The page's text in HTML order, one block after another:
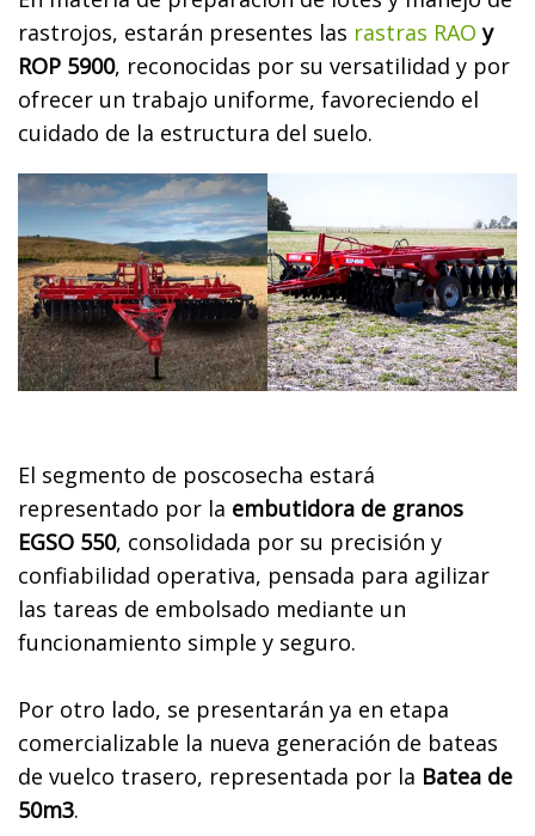
rastrojos, estarán presentes las rastras RAO y
ROP 5900, reconocidas por su versatilidad y por
ofrecer un trabajo uniforme, favoreciendo el
cuidado de la estructura del suelo.
El segmento de poscosecha estará
representado por la embutidora de granos
EGSO 550, consolidada por su precisión y
confiabilidad operativa, pensada para agilizar
las tareas de embolsado mediante un
funcionamiento simple y seguro.
Por otro lado, se presentarán ya en etapa
comercializable la nueva generación de bateas
de vuelco trasero, representada por la Batea de
50m3.